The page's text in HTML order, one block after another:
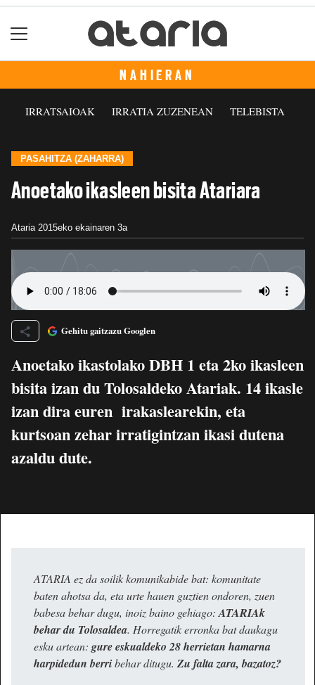
NAHIERAN
IRRATSAIOAK IRRATIA ZUZENEAN TELEBISTA
PASAHITZA (ZAHARRA)
Anoetako ikasleen bisita Atariara
Ataria 2015eko ekainaren 3a
Gehitu gaitzazu Googlen
Anoetako ikastolako DBH 1 eta 2ko ikasleen
bisita izan du Tolosaldeko Atariak. 14 ikasle
izan dira euren irakaslearekin, eta
kurtsoan zehar irratigintzan ikasi dutena
azaldu dute.
ATARIA ez da soilik komunikabide bat: komunitate
baten ahotsa da, eta urte hauen guztien ondoren, zuen
babesa behar dugu, inoiz baino gehiago:ATARIAk
behar du Tolosaldea. Horregatik erronka bat daukagu
esku artean: gure eskualdeko 28 herrietan hamarna
harpidedun berribehar ditugu. Zu falta zara, bazatoz?